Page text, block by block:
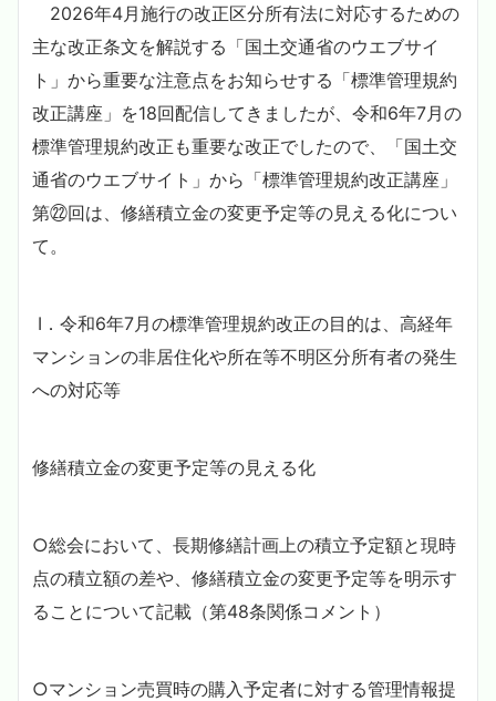
2026年4月施行の改正区分所有法に対応するための
主な改正条文を解説する「国土交通省のウエブサイ
ト」から重要な注意点をお知らせする「標準管理規約
改正講座」を18回配信してきましたが、令和6年7月の
標準管理規約改正も重要な改正でしたので、「国土交
通省のウエブサイト」から「標準管理規約改正講座」
第㉒回は、修繕積立金の変更予定等の見える化につい
て。
Ⅰ．令和6年7月の標準管理規約改正の目的は、高経年
マンションの非居住化や所在等不明区分所有者の発生
への対応等
修繕積立金の変更予定等の見える化
○総会において、長期修繕計画上の積立予定額と現時
点の積立額の差や、修繕積立金の変更予定等を明示す
ることについて記載（第48条関係コメント）
○マンション売買時の購入予定者に対する管理情報提